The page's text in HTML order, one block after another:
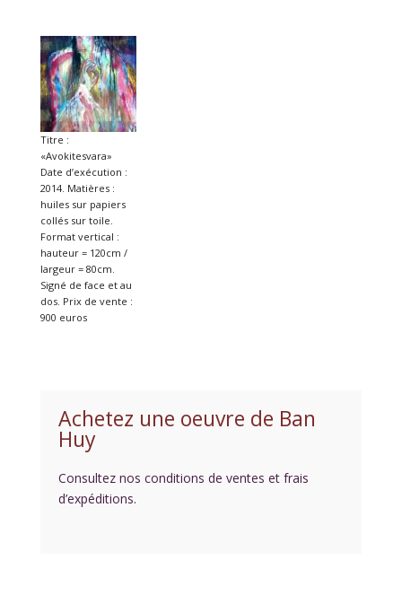
Titre :
«Avokitesvara»
Date d’exécution :
2014. Matières :
huiles sur papiers
collés sur toile.
Format vertical :
hauteur = 120cm /
largeur = 80cm.
Signé de face et au
dos. Prix de vente :
900 euros
Achetez une oeuvre de Ban
Huy
Consultez nos conditions de ventes et frais
d’expéditions.